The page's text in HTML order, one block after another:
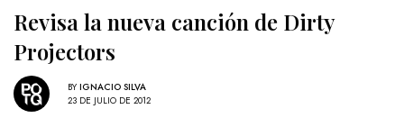
Revisa la nueva canción de Dirty
Projectors
BY IGNACIO SILVA
23 DE JULIO DE 2012